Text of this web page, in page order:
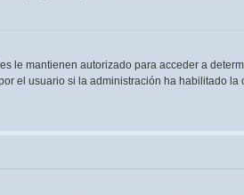
le mantienen autorizado para acceder a
el usuario si la administración ha habilitado